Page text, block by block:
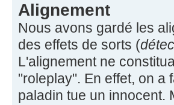
Alignement
Nous avons gardé les
des effets de sorts (
L'alignement ne
"roleplay". En effet, on a
paladin tue un innocent.